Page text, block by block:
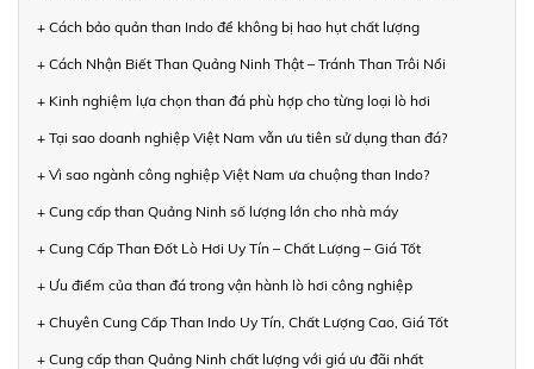
+ Cách bảo quản than Indo để không bị hao hụt chất lượng
+ Cách Nhận Biết Than Quảng Ninh Thật – Tránh Than Trôi Nổi
+ Kinh nghiệm lựa chọn than đá phù hợp cho từng loại lò hơi
+ Tại sao doanh nghiệp Việt Nam vẫn ưu tiên sử dụng than đá?
+ Vì sao ngành công nghiệp Việt Nam ưa chuộng than Indo?
+ Cung cấp than Quảng Ninh số lượng lớn cho nhà máy
+ Cung Cấp Than Đốt Lò Hơi Uy Tín – Chất Lượng – Giá Tốt
+ Ưu điểm của than đá trong vận hành lò hơi công nghiệp
+ Chuyên Cung Cấp Than Indo Uy Tín, Chất Lượng Cao, Giá Tốt
+ Cung cấp than Quảng Ninh chất lượng với giá ưu đãi nhất